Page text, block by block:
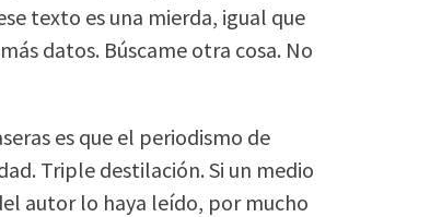
texto es una mierda, igual que
datos. Búscame otra cosa. No
es que el periodismo de
Triple destilación. Si un medio
autor lo haya leído, por mucho